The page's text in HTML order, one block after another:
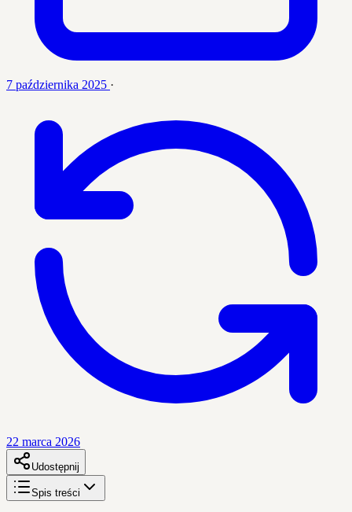
7 października 2025 ·
22 marca 2026
Udostępnij
Spis treści